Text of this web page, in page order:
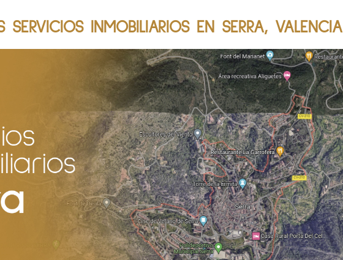
SERVICIOS INMOBILIARIOS EN SERRA, VALENCIA